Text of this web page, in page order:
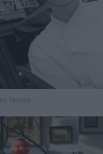
Neville